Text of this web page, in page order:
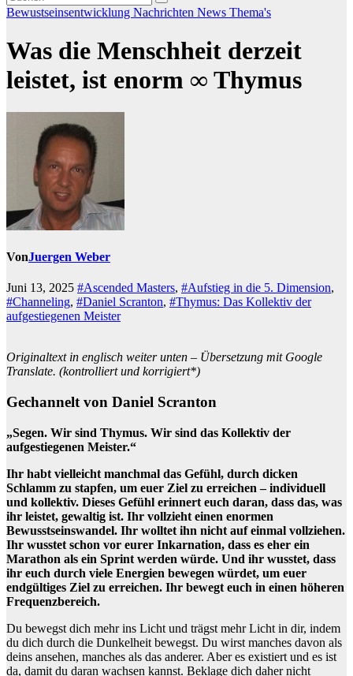
Bewustseinsentwicklung Nachrichten News Thema's
Was die Menschheit derzeit
leistet, ist enorm ∞ Thymus
VonJuergen Weber
Juni 13, 2025 #Ascended Masters, #Aufstieg in die 5. Dimension,
#Channeling, #Daniel Scranton, #Thymus: Das Kollektiv der
aufgestiegenen Meister
Originaltext in englisch weiter unten – Übersetzung mit Google
Translate. (kontrolliert und korrigiert*)
Gechannelt von Daniel Scranton
„Segen. Wir sind Thymus. Wir sind das Kollektiv der
aufgestiegenen Meister.“
Ihr habt vielleicht manchmal das Gefühl, durch dicken
Schlamm zu stapfen, um euer Ziel zu erreichen – individuell
und kollektiv. Dieses Gefühl erinnert euch daran, dass das, was
ihr leistet, gewaltig ist. Ihr vollzieht einen enormen
Bewusstseinswandel. Ihr wolltet ihn nicht auf einmal vollziehen.
Ihr wusstet schon vor eurer Inkarnation, dass es eher ein
Marathon als ein Sprint werden würde. Und ihr wusstet, dass
ihr euch durch viele Energien bewegen würdet, um euer
endgültiges Ziel zu erreichen. Ihr bewegt euch in einen höheren
Frequenzbereich.
Du bewegst dich mehr ins Licht und trägst mehr Licht in dir, indem
du dich durch die Dunkelheit bewegst. Du wirst manches davon als
deins ansehen, manches als das anderer. Aber es existiert und es ist
da, damit du daran wachsen kannst. Beklage dich daher nicht